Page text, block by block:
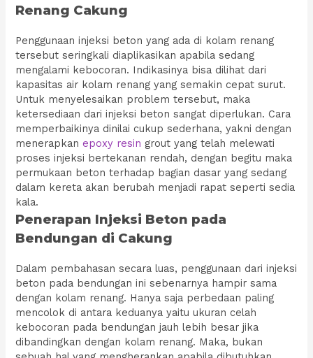
Renang Cakung
Penggunaan injeksi beton yang ada di kolam renang
tersebut seringkali diaplikasikan apabila sedang
mengalami kebocoran. Indikasinya bisa dilihat dari
kapasitas air kolam renang yang semakin cepat surut.
Untuk menyelesaikan problem tersebut, maka
ketersediaan dari injeksi beton sangat diperlukan. Cara
memperbaikinya dinilai cukup sederhana, yakni dengan
menerapkanepoxy resin grout yang telah melewati
proses injeksi bertekanan rendah, dengan begitu maka
permukaan beton terhadap bagian dasar yang sedang
dalam kereta akan berubah menjadi rapat seperti sedia
kala.
Penerapan Injeksi Beton pada
Bendungan di Cakung
Dalam pembahasan secara luas, penggunaan dari injeksi
beton pada bendungan ini sebenarnya hampir sama
dengan kolam renang. Hanya saja perbedaan paling
mencolok di antara keduanya yaitu ukuran celah
kebocoran pada bendungan jauh lebih besar jika
dibandingkan dengan kolam renang. Maka, bukan